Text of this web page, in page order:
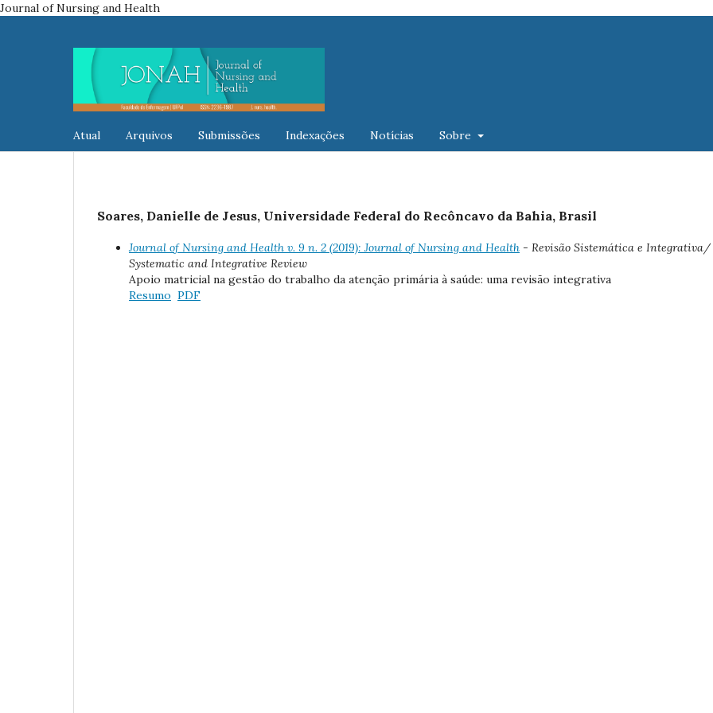
Journal of Nursing and Health
Atual Arquivos Submissões Indexações Notícias Sobre
Soares, Danielle de Jesus, Universidade Federal do Recôncavo da Bahia, Brasil
Journal of Nursing and Health v. 9 n. 2 (2019): Journal of Nursing and Health - Revisão Sistemática e Integrativa/
Systematic and Integrative Review
Apoio matricial na gestão do trabalho da atenção primária à saúde: uma revisão integrativa
Resumo PDF